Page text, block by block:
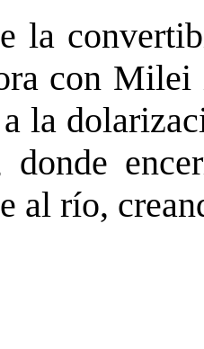
la
con Milei
la
donde
al río,